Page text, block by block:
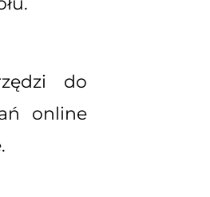
do
online